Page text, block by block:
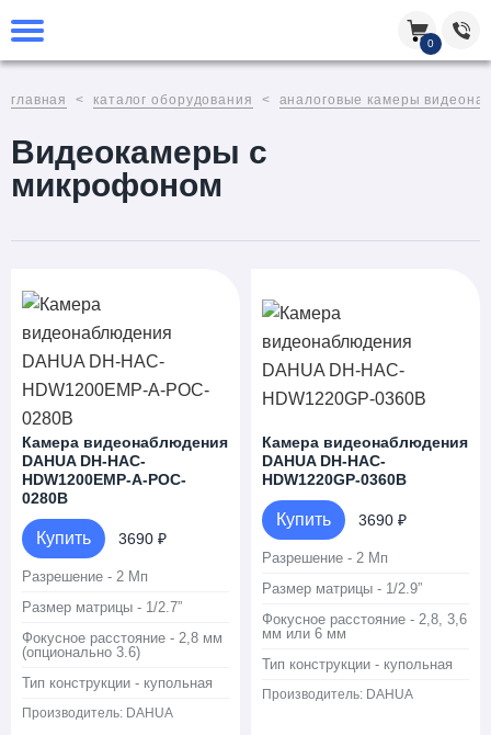
0
главная каталог оборудования аналоговые камеры
Видеокамеры с
микрофоном
Камера видеонаблюдения
DAHUA DH-HAC-
HDW1200EMP-A-POC-
0280B
Купить 3690 ₽
Разрешение - 2 Мп
Размер матрицы - 1/2.7”
Фокусное расстояние - 2,8 мм
(опционально 3.6)
Тип конструкции - купольная
Производитель: DAHUA
Камера видеонаблюдения
DAHUA DH-HAC-
HDW1220GP-0360B
Купить 3690 ₽
Разрешение - 2 Мп
Размер матрицы - 1/2.9”
Фокусное расстояние - 2,8, 3,6
мм или 6 мм
Тип конструкции - купольная
Производитель: DAHUA